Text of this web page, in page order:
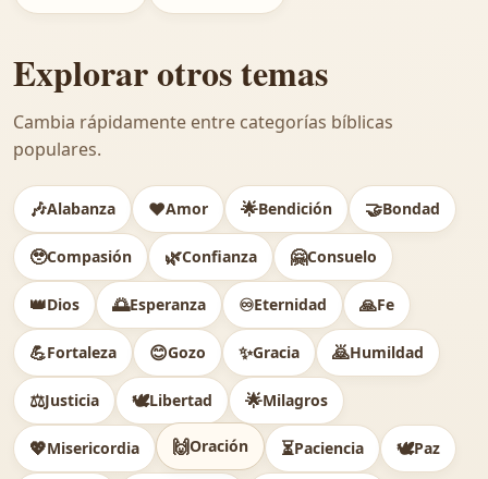
Explorar otros temas
Cambia rápidamente entre categorías bíblicas
populares.
🎶Alabanza ❤️Amor 🌟Bendición 🤝Bondad
🥹Compasión 🌿Confianza 🤗Consuelo
👑Dios 🌅Esperanza ♾️Eternidad 🙏Fe
💪Fortaleza 😊Gozo ✨Gracia 🙇Humildad
⚖️Justicia 🕊Libertad 🌟Milagros
💖Misericordia 🙌Oración ⏳Paciencia 🕊️Paz